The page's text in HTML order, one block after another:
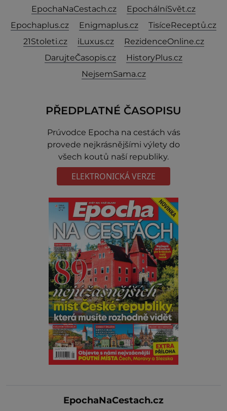
EpochaNaCestach.cz
EpochálníSvět.cz
Epochaplus.cz
Enigmaplus.cz
TisíceReceptů.cz
21Stoleti.cz
iLuxus.cz
RezidenceOnline.cz
DarujteČasopis.cz
HistoryPlus.cz
NejsemSama.cz
PŘEDPLATNÉ ČASOPISU
Prúvodce Epocha na cestách vás
provede nejkrásnějšími výlety do
všech koutů naší republiky.
ELEKTRONICKÁ VERZE
EpochaNaCestach.cz